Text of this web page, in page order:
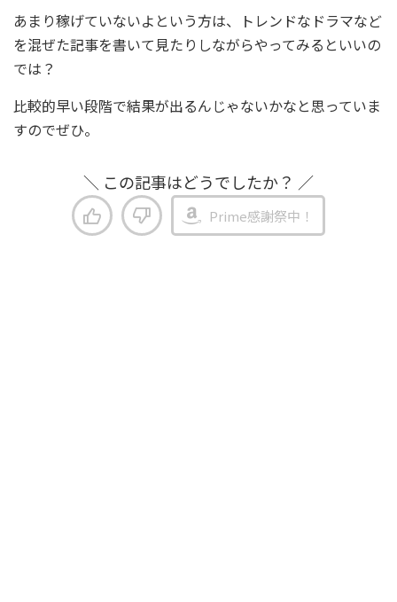
あまり稼げていないよという方は、トレンドなドラマなど
を混ぜた記事を書いて見たりしながらやってみるといいの
では？
比較的早い段階で結果が出るんじゃないかなと思っていま
すのでぜひ。
＼ この記事はどうでしたか？ ／
Prime感謝祭中！